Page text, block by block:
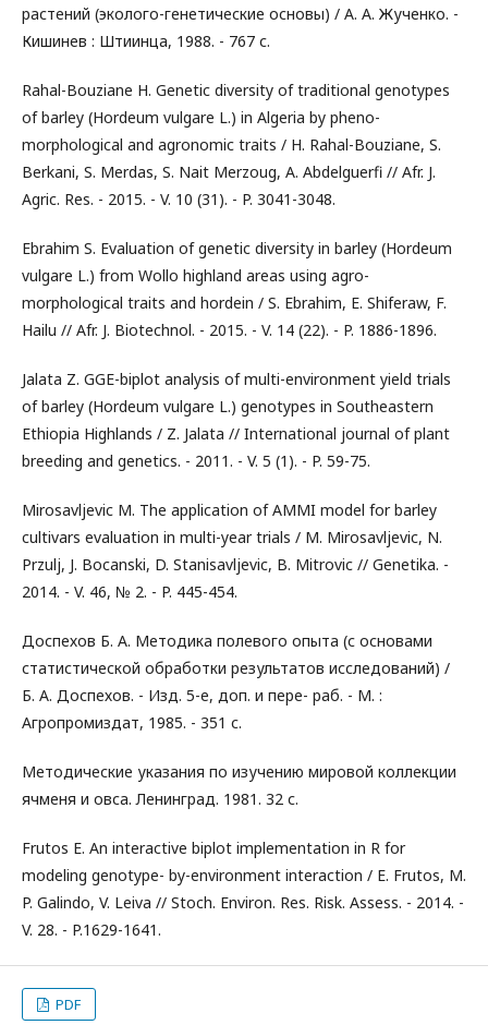
растений (эколого-генетические основы) / А. А. Жученко. -
Кишинев : Штиинца, 1988. - 767 с.
Rahal-Bouziane H. Genetic diversity of traditional genotypes
of barley (Hordeum vulgare L.) in Algeria by pheno-
morphological and agronomic traits / H. Rahal-Bouziane, S.
Berkani, S. Merdas, S. Nait Merzoug, A. Abdelguerfi // Afr. J.
Agric. Res. - 2015. - V. 10 (31). - P. 3041-3048.
Ebrahim S. Evaluation of genetic diversity in barley (Hordeum
vulgare L.) from Wollo highland areas using agro-
morphological traits and hordein / S. Ebrahim, E. Shiferaw, F.
Hailu // Afr. J. Biotechnol. - 2015. - V. 14 (22). - P. 1886-1896.
Jalata Z. GGE-biplot analysis of multi-environment yield trials
of barley (Hordeum vulgare L.) genotypes in Southeastern
Ethiopia Highlands / Z. Jalata // International journal of plant
breeding and genetics. - 2011. - V. 5 (1). - P. 59-75.
Mirosavljevic M. The application of AMMI model for barley
cultivars evaluation in multi-year trials / M. Mirosavljevic, N.
Przulj, J. Bocanski, D. Stanisavljevic, B. Mitrovic // Genetika. -
2014. - V. 46, № 2. - P. 445-454.
Доспехов Б. А. Методика полевого опыта (с основами
статистической обработки результатов исследований) /
Б. А. Доспехов. - Изд. 5-е, доп. и пере- раб. - М. :
Агропромиздат, 1985. - 351 с.
Методические указания по изучению мировой коллекции
ячменя и овса. Ленинград. 1981. 32 с.
Frutos E. An interactive biplot implementation in R for
modeling genotype- by-environment interaction / E. Frutos, M.
P. Galindo, V. Leiva // Stoch. Environ. Res. Risk. Assess. - 2014. -
V. 28. - P.1629-1641.
PDF